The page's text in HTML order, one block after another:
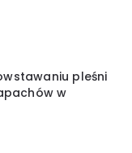
pleśni
w